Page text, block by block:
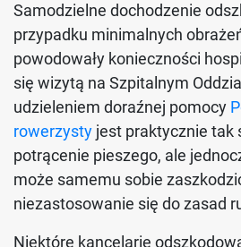
Samodzielne dochodzenie
przypadku minimalnych
powodowały konieczności
się wizytą na Szpitalnym
udzieleniem doraźnej pomocy
rowerzysty jest praktycznie tak
potrącenie pieszego, ale
może samemu sobie
niezastosowanie się do zasad
Niektóre kancelarie